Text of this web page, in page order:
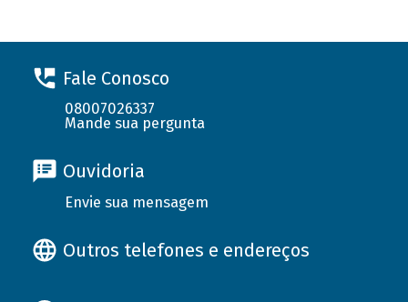
Fale Conosco
08007026337
Mande sua pergunta
Ouvidoria
Envie sua mensagem
Outros telefones e endereços